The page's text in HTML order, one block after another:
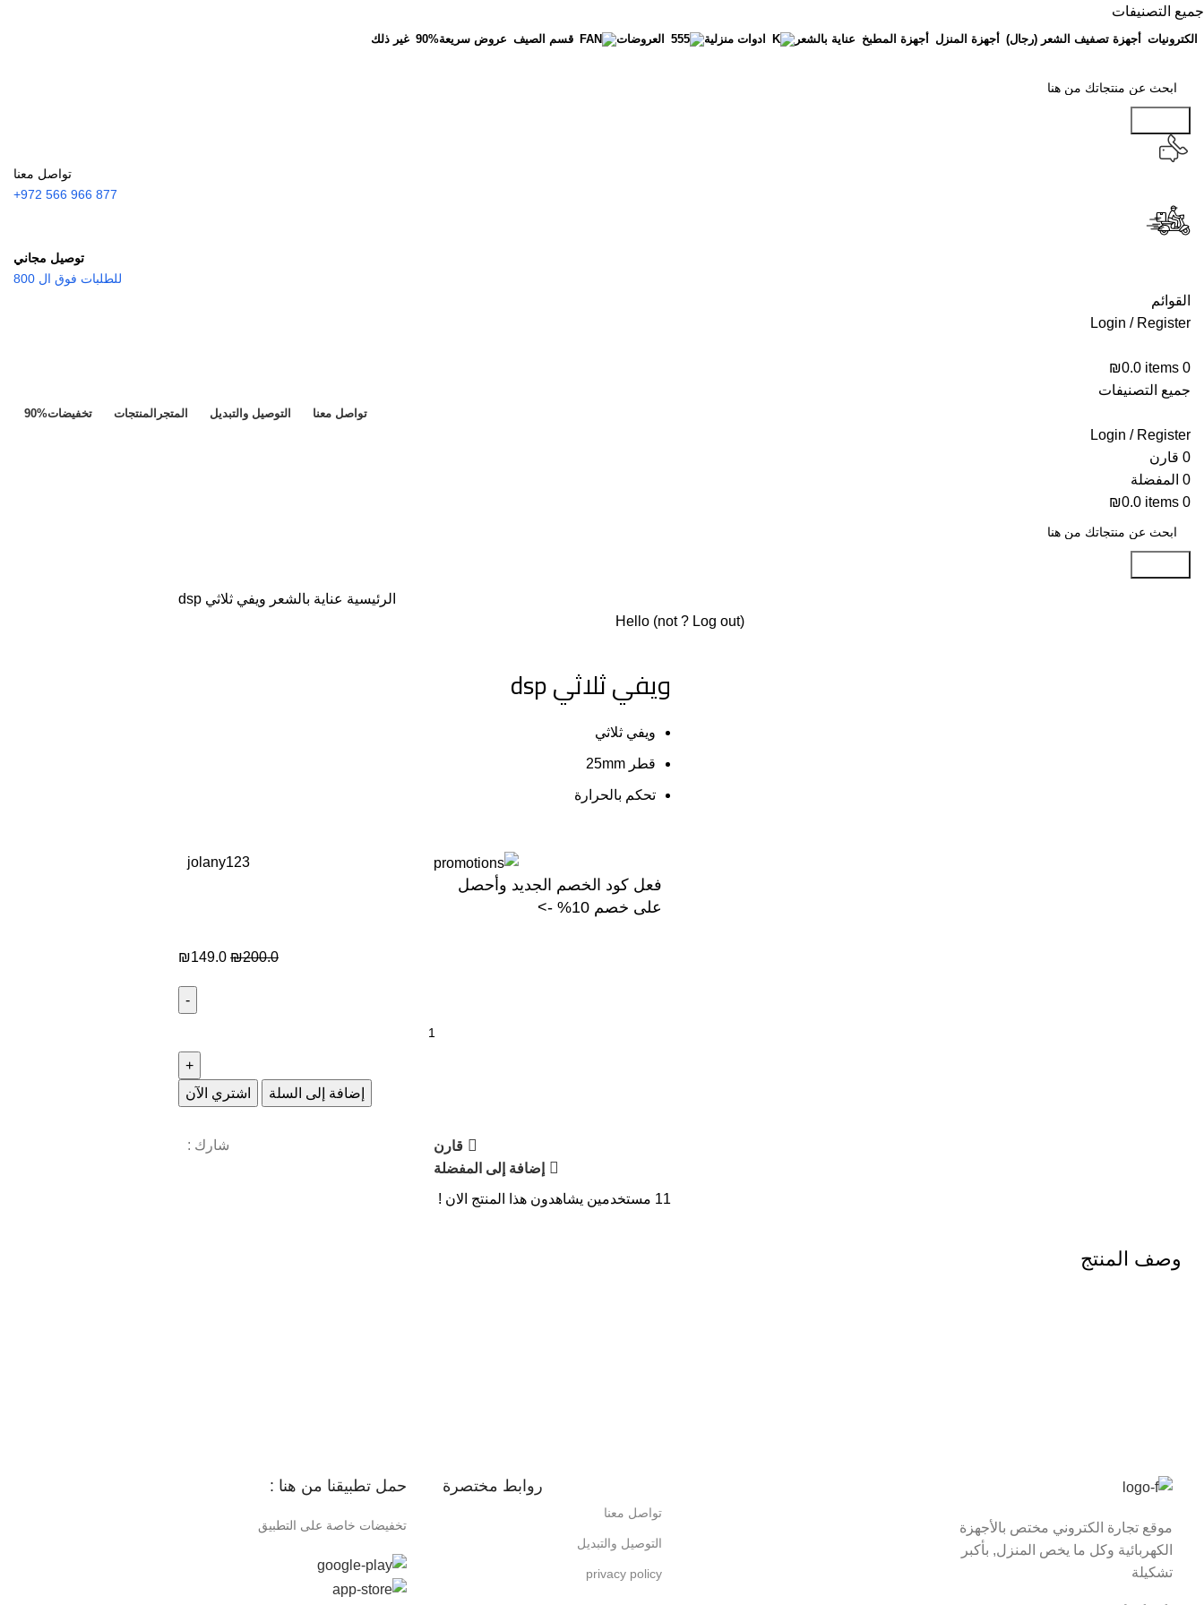
جميع التصنيفات
الكترونيات أجهزة تصفيف الشعر (رجال) أجهزة المنزل أجهزة المطبخ عناية بالشعر ادوات منزلية العروضات قسم الصيف عروض سريعة90% غير ذلك
تواصل معنا
877 966 566 972+
توصيل مجاني
للطلبات فوق ال 800
القوائم
Login / Register
0
items
₪0.0
جميع التصنيفات
تواصل معنا التوصيل والتبديل المتجر المنتجات تخفيضات90%
Login / Register
0 قارن
0 المفضلة
0
items
₪0.0
الرئيسية عناية بالشعر ويفي ثلاثي dsp
Hello (not? Log out)
ويفي ثلاثي dsp
ويفي ثلاثي
قطر 25mm
تحكم بالحرارة
فعل كود الخصم الجديد وأحصل
على خصم 10% ->
jolany123
₪200.0
₪149.0
إضافة إلى السلة اشتري الآن
قارن
إضافة إلى المفضلة
شارك :
11 مستخدمين يشاهدون هذا المنتج الان !
وصف المنتج
موقع تجارة الكتروني مختص بالأجهزة
الكهربائية وكل ما يخص المنزل, بأكبر
تشكيلة
روابط مختصرة
تواصل معنا
التوصيل والتبديل
privacy policy
حمل تطبيقنا من هنا :
تخفيضات خاصة على التطبيق